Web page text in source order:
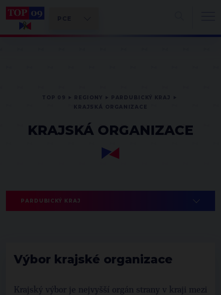
KRAJSKÁ ORGANIZACE
PARDUBICKÝ KRAJ
Výbor krajské organizace
Krajský výbor je nejvyšší orgán strany v kraji mezi